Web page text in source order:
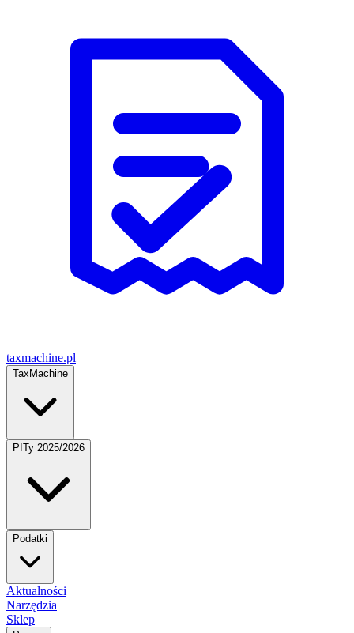
taxmachine.pl
TaxMachine
PITy 2025/2026
Podatki
Aktualności
Narzędzia
Sklep